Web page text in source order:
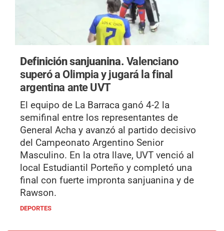
Definición sanjuanina. Valenciano
superó a Olimpia y jugará la final
argentina ante UVT
El equipo de La Barraca ganó 4-2 la
semifinal entre los representantes de
General Acha y avanzó al partido decisivo
del Campeonato Argentino Senior
Masculino. En la otra llave, UVT venció al
local Estudiantil Porteño y completó una
final con fuerte impronta sanjuanina y de
Rawson.
DEPORTES